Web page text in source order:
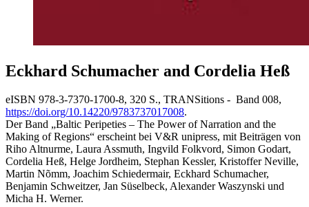
Eckhard Schumacher and Cordelia Heß
eISBN 978-3-7370-1700-8, 320 S., TRANSitions - Band 008,
https://doi.org/10.14220/9783737017008.
Der Band „Baltic Peripeties – The Power of Narration and the
Making of Regions“ erscheint bei V&R unipress, mit Beiträgen von
Riho Altnurme, Laura Assmuth, Ingvild Folkvord, Simon Godart,
Cordelia Heß, Helge Jordheim, Stephan Kessler, Kristoffer Neville,
Martin Nõmm, Joachim Schiedermair, Eckhard Schumacher,
Benjamin Schweitzer, Jan Süselbeck, Alexander Waszynski und
Micha H. Werner.